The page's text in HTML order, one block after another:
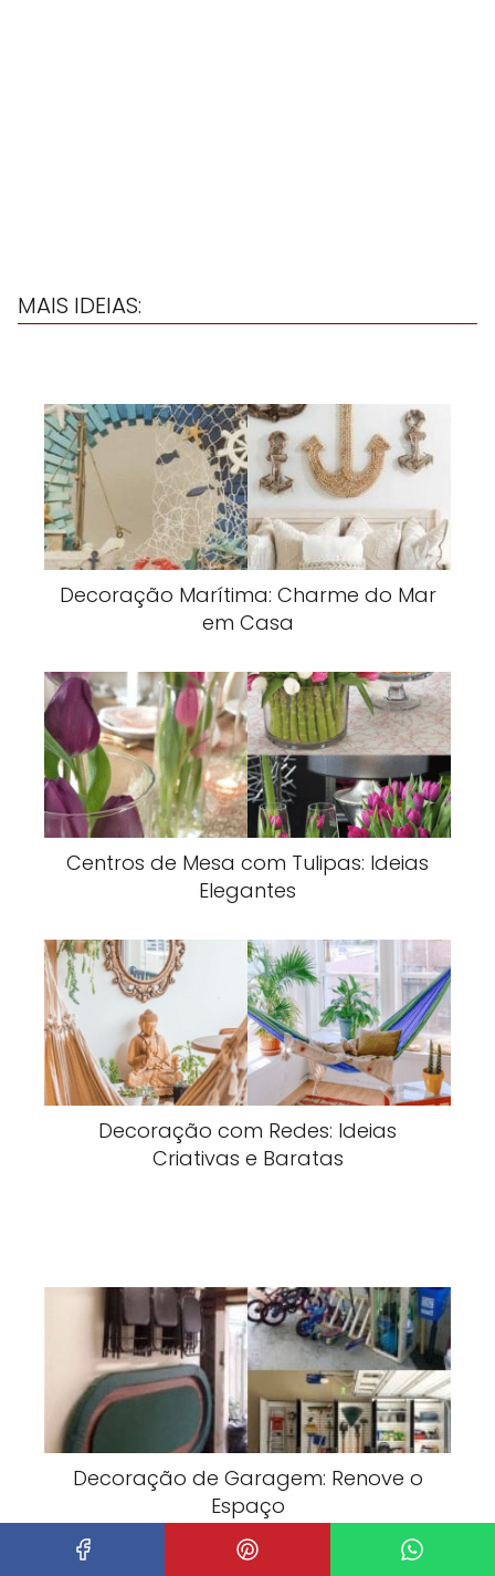
MAIS IDEIAS:
Decoração Marítima: Charme do Mar
em Casa
Centros de Mesa com Tulipas: Ideias
Elegantes
Decoração com Redes: Ideias
Criativas e Baratas
Decoração de Garagem: Renove o
Espaço